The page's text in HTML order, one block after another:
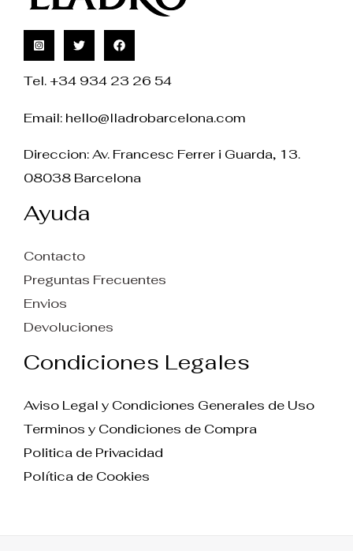
Tel. +34 934 23 26 54
Email: hello@lladrobarcelona.com
Direccion: Av. Francesc Ferrer i Guarda, 13.
08038 Barcelona
Ayuda
Contacto
Preguntas Frecuentes
Envios
Devoluciones
Condiciones Legales
Aviso Legal y Condiciones Generales de Uso
Terminos y Condiciones de Compra
Politica de Privacidad
Política de Cookies